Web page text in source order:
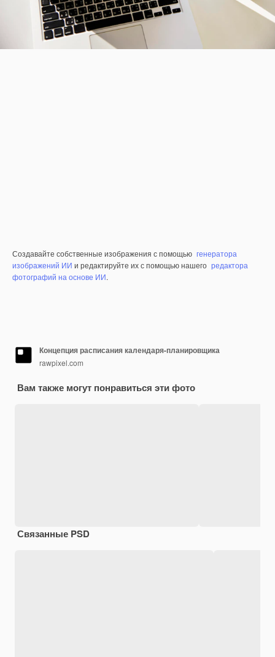
Создавайте собственные изображения с помощью генератора
изображений ИИ и редактируйте их с помощью нашего редактора
фотографий на основе ИИ.
Концепция расписания календаря-планировщика
rawpixel.com
Вам также могут понравиться эти фото
Связанные PSD